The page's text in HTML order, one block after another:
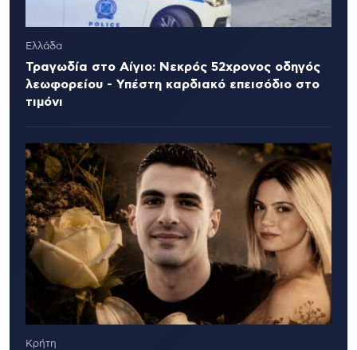
Ελλάδα
Τραγωδία στο Αίγιο: Νεκρός 52χρονος οδηγός
λεωφορείου - Υπέστη καρδιακό επεισόδιο στο
τιμόνι
Κρήτη